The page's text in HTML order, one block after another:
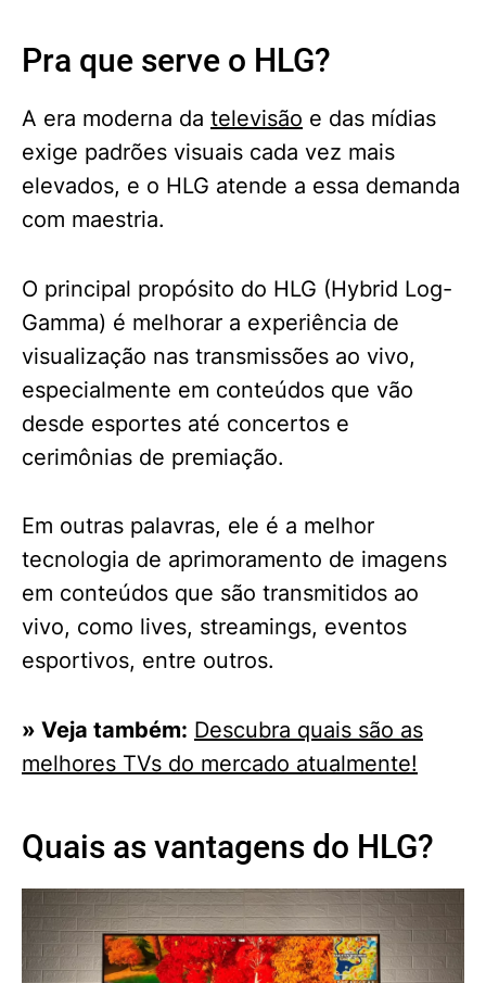
Pra que serve o HLG?
A era moderna da televisão e das mídias
exige padrões visuais cada vez mais
elevados, e o HLG atende a essa demanda
com maestria.
O principal propósito do HLG (Hybrid Log-
Gamma) é melhorar a experiência de
visualização nas transmissões ao vivo,
especialmente em conteúdos que vão
desde esportes até concertos e
cerimônias de premiação.
Em outras palavras, ele é a melhor
tecnologia de aprimoramento de imagens
em conteúdos que são transmitidos ao
vivo, como lives, streamings, eventos
esportivos, entre outros.
» Veja também: Descubra quais são as
melhores TVs do mercado atualmente!
Quais as vantagens do HLG?